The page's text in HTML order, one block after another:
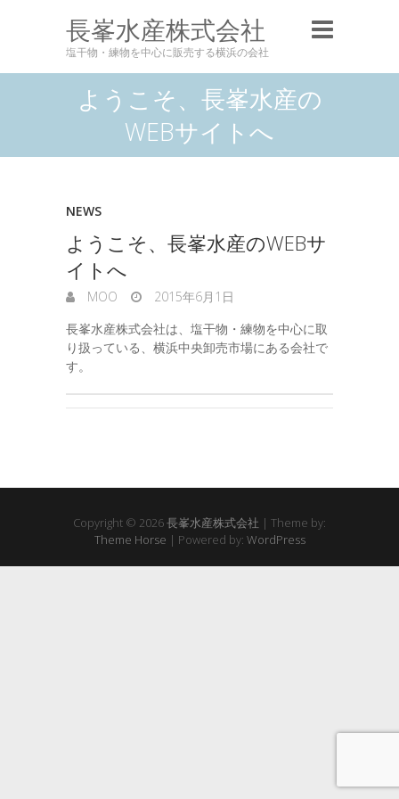
長峯水産株式会社
塩干物・練物を中心に販売する横浜の会社
ようこそ、長峯水産の
WEBサイトへ
NEWS
ようこそ、長峯水産のWEBサ
イトへ
MOO
2015年6月1日
長峯水産株式会社は、塩干物・練物を中心に取
り扱っている、横浜中央卸売市場にある会社で
す。
Copyright © 2026長峯水産株式会社 | Theme by:
Theme Horse | Powered by: WordPress